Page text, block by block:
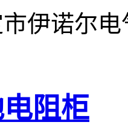
伊诺尔
阻柜